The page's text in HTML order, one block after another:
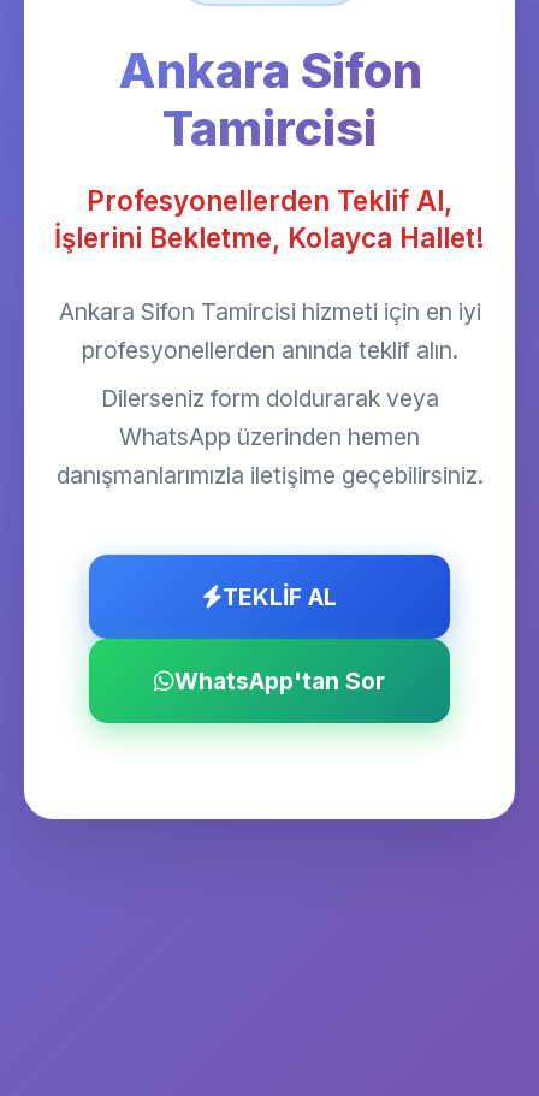
Ankara Sifon
Tamircisi
Profesyonellerden Teklif Al,
İşlerini Bekletme, Kolayca Hallet!
Ankara Sifon Tamircisi hizmeti için en iyi
profesyonellerden anında teklif alın.
Dilerseniz form doldurarak veya
WhatsApp üzerinden hemen
danışmanlarımızla iletişime geçebilirsiniz.
TEKLİF AL
WhatsApp'tan Sor